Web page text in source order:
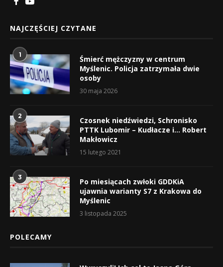
NAJCZĘŚCIEJ CZYTANE
1
Śmierć mężczyzny w centrum
Myślenic. Policja zatrzymała dwie
osoby
30 maja 2026
2
Czosnek niedźwiedzi, Schronisko
PTTK Lubomir – Kudłacze i… Robert
Makłowicz
15 lutego 2021
3
Po miesiącach zwłoki GDDKiA
ujawnia warianty S7 z Krakowa do
Myślenic
3 listopada 2025
POLECAMY